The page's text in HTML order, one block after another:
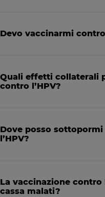
Devo vaccinarmi contro
Quali effetti collaterali
contro l’HPV?
Dove posso
l’HPV?
La vaccinazione contro
cassa malati?